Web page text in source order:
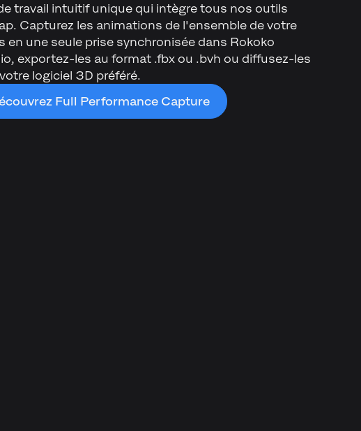
travail intuitif unique qui intègre tous nos outils
Capturez les animations de l'ensemble de votre
en une seule prise synchronisée dans Rokoko
exportez-les au format .fbx ou .bvh ou diffusez-les
logiciel 3D préféré.
Full Performance Capture